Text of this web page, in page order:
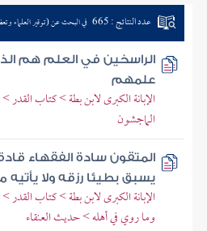
عدد النتائج : 665 في البحث عن (توقير العلماء
الراسخين في العلم هم
علمهم
الإبانة الكبرى لابن بطة > كتاب القدر
الماجشون
المتقون سادة الفقهاء
يسبق بطيئا رزقه ولا يأتيه
الإبانة الكبرى لابن بطة > كتاب
وما روي في أهله > حديث العنقاء